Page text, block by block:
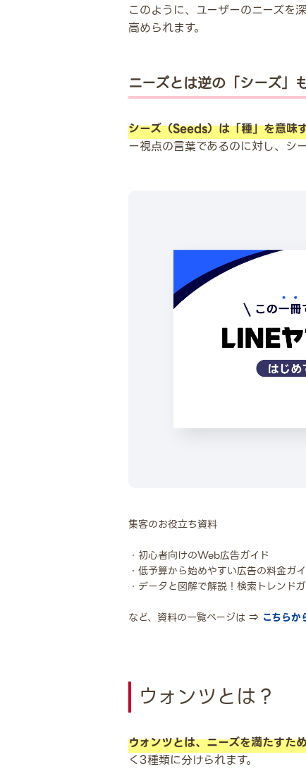
このように、ユーザーのニーズを
高められます。
ニーズとは逆の「シーズ」
シーズ（Seeds）は「種」を意味
ー視点の言葉であるのに対し、シ
集客のお役立ち資料
・初心者向けのWeb広告ガイド
・低予算から始めやすい広告の料金ガ
・データと図解で解説！検索トレンド
など、資料の一覧ページは ⇒ こちらか
ウォンツとは？
ウォンツとは、ニーズを満たすた
く3種類に分けられます。